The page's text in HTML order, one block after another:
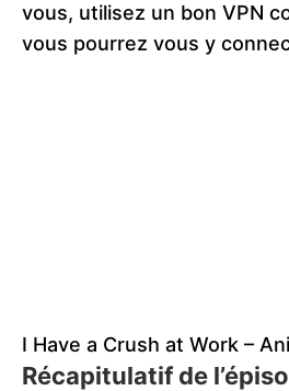
vous, utilisez un bon VPN
vous pourrez vous y
I Have a Crush at Work –
Récapitulatif de